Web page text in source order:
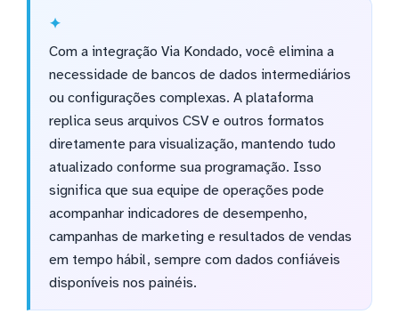
Com a integração Via Kondado, você elimina a
necessidade de bancos de dados intermediários
ou configurações complexas. A plataforma
replica seus arquivos CSV e outros formatos
diretamente para visualização, mantendo tudo
atualizado conforme sua programação. Isso
significa que sua equipe de operações pode
acompanhar indicadores de desempenho,
campanhas de marketing e resultados de vendas
em tempo hábil, sempre com dados confiáveis
disponíveis nos painéis.